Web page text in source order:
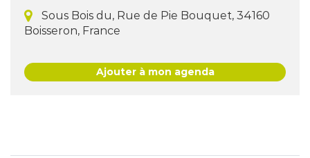
Sous Bois du, Rue de Pie Bouquet, 34160
Boisseron, France
Ajouter à mon agenda